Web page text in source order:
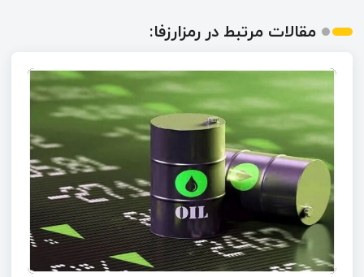
مقالات مرتبط در رمزارزفا: